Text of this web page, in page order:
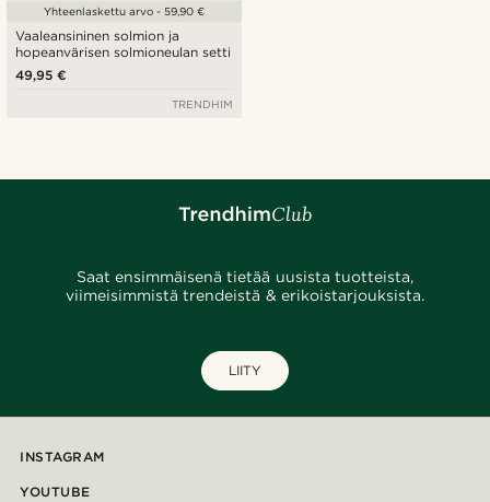
Vaaleansininen solmion ja
hopeanvärisen solmioneulan setti
49,95 €
Yhteenlaskettu arvo - 59,90 €
TRENDHIM
Saat ensimmäisenä tietää uusista tuotteista,
viimeisimmistä trendeistä & erikoistarjouksista.
LIITY
INSTAGRAM
YOUTUBE